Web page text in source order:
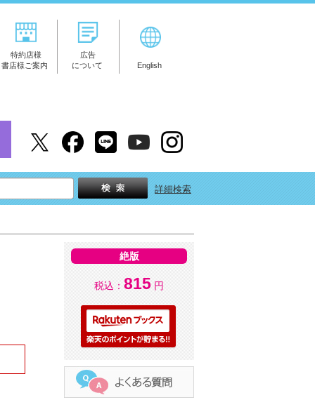
特約店様
書店様ご案内
広告
について
English
詳細検索
絶版
税込： 815 円